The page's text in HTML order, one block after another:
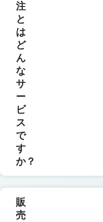
注
と
は
ど
ん
な
サ
ー
ビ
ス
で
す
か？
販
売